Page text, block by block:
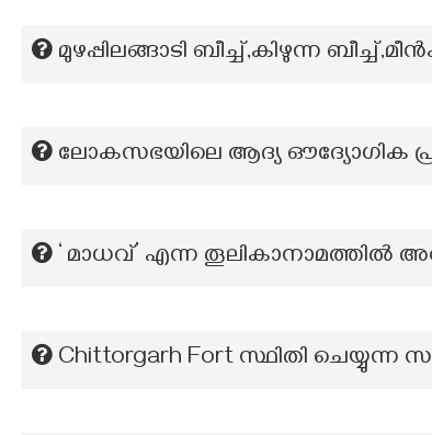
മുഴപ്പിലങ്ങാടി ബീച്ച്,കിഴുന്ന
ലോകസഭയിലെ ആദ്യ ഔദ്യോഗിക
‘ മാധവ്’ എന്ന തൂലികാനാമത്തില്‍
Chittorgarh Fort സ്ഥിതി ചെയ്യുന്ന